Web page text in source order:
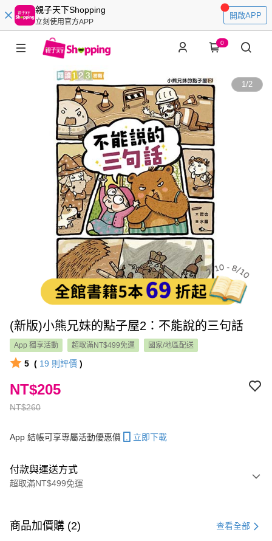
親子天下Shopping
立刻使用官方APP
開啟APP
0
1/2
(新版)小熊兄妹的點子屋2：不能說的三句話
App 獨享活動 超取滿NT$499免運 國家/地區配送
5 ( 19 則評價 )
NT$260
NT$205
App 結帳可享專屬活動優惠價 立即下載
付款與運送方式
超取滿NT$499免運
信用卡一次付款
商品加價購 (2) 查看全部